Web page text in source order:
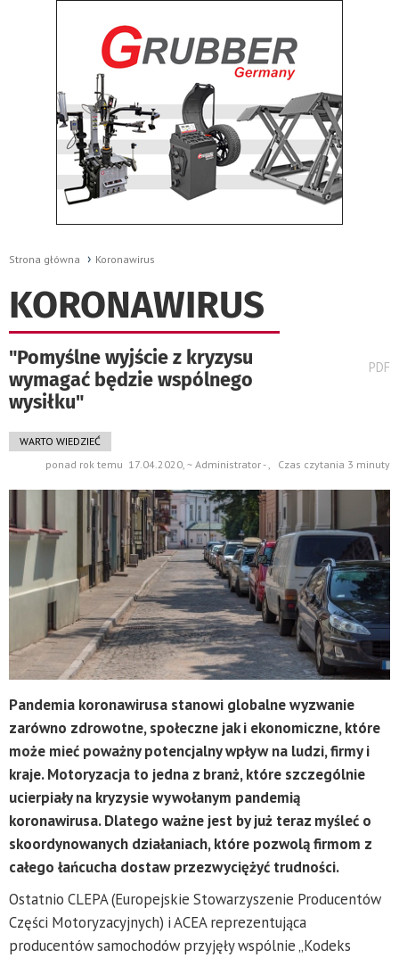
Strona główna Koronawirus
KORONAWIRUS
"Pomyślne wyjście z kryzysu
wymagać będzie wspólnego
wysiłku"
PDF
WARTO WIEDZIEĆ
ponad rok temu 17.04.2020, ~ Administrator - , Czas czytania 3 minuty
Pandemia koronawirusa stanowi globalne wyzwanie
zarówno zdrowotne, społeczne jak i ekonomiczne, które
może mieć poważny potencjalny wpływ na ludzi, firmy i
kraje. Motoryzacja to jedna z branż, które szczególnie
ucierpiały na kryzysie wywołanym pandemią
koronawirusa. Dlatego ważne jest by już teraz myśleć o
skoordynowanych działaniach, które pozwolą firmom z
całego łańcucha dostaw przezwyciężyć trudności.
Ostatnio CLEPA (Europejskie Stowarzyszenie Producentów
Części Motoryzacyjnych) i ACEA reprezentująca
producentów samochodów przyjęły wspólnie „Kodeks